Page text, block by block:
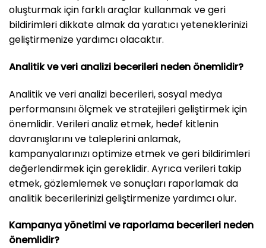
oluşturmak için farklı araçlar kullanmak ve geri
bildirimleri dikkate almak da yaratıcı yeteneklerinizi
geliştirmenize yardımcı olacaktır.
Analitik ve veri analizi becerileri neden önemlidir?
Analitik ve veri analizi becerileri, sosyal medya
performansını ölçmek ve stratejileri geliştirmek için
önemlidir. Verileri analiz etmek, hedef kitlenin
davranışlarını ve taleplerini anlamak,
kampanyalarınızı optimize etmek ve geri bildirimleri
değerlendirmek için gereklidir. Ayrıca verileri takip
etmek, gözlemlemek ve sonuçları raporlamak da
analitik becerilerinizi geliştirmenize yardımcı olur.
Kampanya yönetimi ve raporlama becerileri neden
önemlidir?